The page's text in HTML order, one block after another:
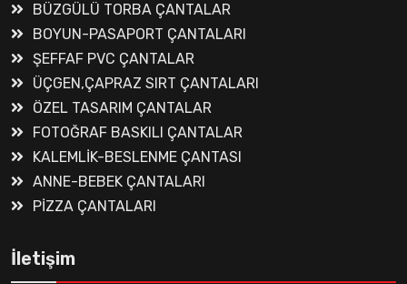
BÜZGÜLÜ TORBA ÇANTALAR
BOYUN-PASAPORT ÇANTALARI
ŞEFFAF PVC ÇANTALAR
ÜÇGEN,ÇAPRAZ SIRT ÇANTALARI
ÖZEL TASARIM ÇANTALAR
FOTOĞRAF BASKILI ÇANTALAR
KALEMLİK-BESLENME ÇANTASI
ANNE-BEBEK ÇANTALARI
PİZZA ÇANTALARI
İletişim